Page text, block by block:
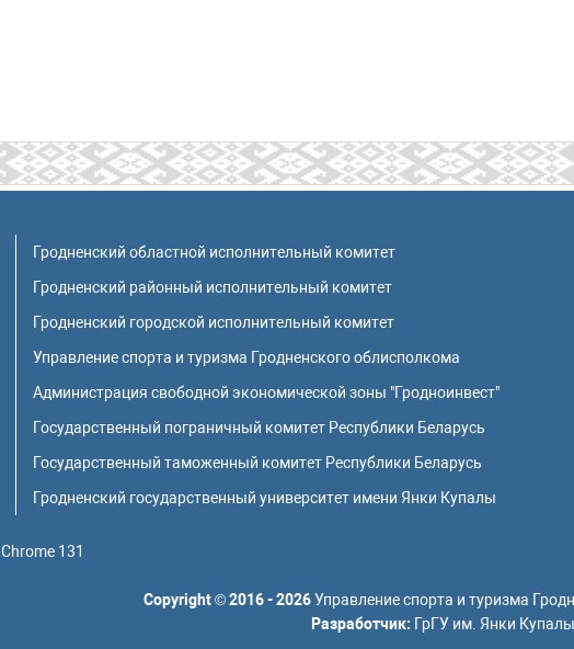
Гродненский областной исполнительный комитет
Гродненский районный исполнительный комитет
Гродненский городской исполнительный комитет
Управление спорта и туризма Гродненского облисполкома
Администрация свободной экономической зоны "Гродноинвест"
Государственный пограничный комитет Республики Беларусь
Государственный таможенный комитет Республики Беларусь
Гродненский государственный университет имени Янки Купалы
Chrome 131
Copyright©2016 - 2026Управление спорта и туризма
Разработчик: ГрГУ им. Янки Купалы